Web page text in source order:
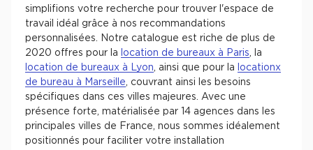
simplifions votre recherche pour trouver l'espace de
travail idéal grâce à nos recommandations
personnalisées. Notre catalogue est riche de plus de
2020 offres pour la
location de bureaux à Paris, la
location de bureaux à Lyon, ainsi que pour la
locationx
de bureau à Marseille, couvrant ainsi les besoins
spécifiques dans ces villes majeures. Avec une
présence forte, matérialisée par 14 agences dans les
principales villes de France, nous sommes idéalement
positionnés pour faciliter votre installation